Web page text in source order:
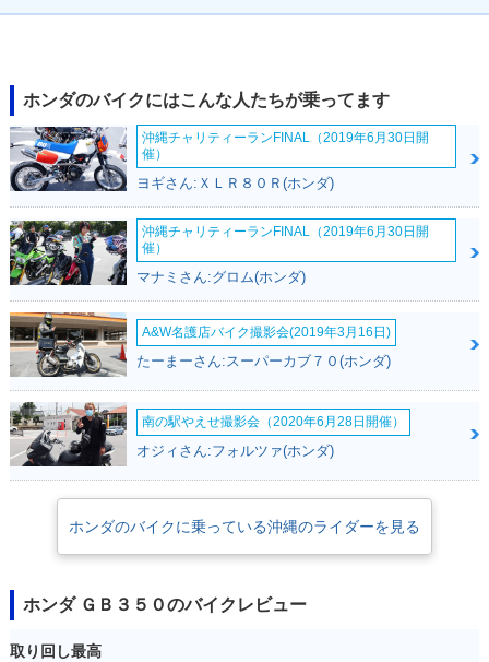
ホンダのバイクにはこんな人たちが乗ってます
沖縄チャリティーランFINAL（2019年6月30日開
催）
ヨギさん:ＸＬＲ８０Ｒ(ホンダ)
沖縄チャリティーランFINAL（2019年6月30日開
催）
マナミさん:グロム(ホンダ)
A&W名護店バイク撮影会(2019年3月16日)
たーまーさん:スーパーカブ７０(ホンダ)
南の駅やえせ撮影会（2020年6月28日開催）
オジィさん:フォルツァ(ホンダ)
ホンダのバイクに乗っている沖縄のライダーを見る
ホンダ ＧＢ３５０のバイクレビュー
取り回し最高